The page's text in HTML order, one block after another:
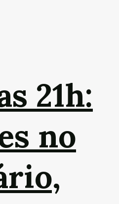
21h:
no